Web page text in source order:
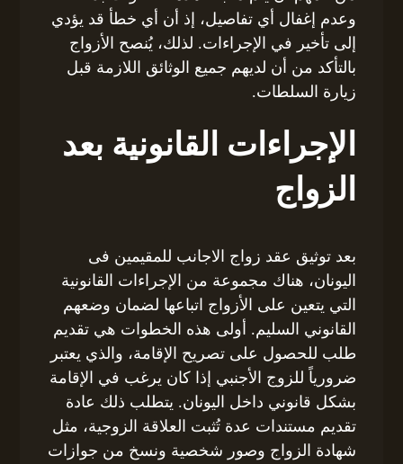
وعدم إغفال أي تفاصيل، إذ أن أي خطأ قد يؤدي
إلى تأخير في الإجراءات. لذلك، يُنصح الأزواج
بالتأكد من أن لديهم جميع الوثائق اللازمة قبل
زيارة السلطات.
الإجراءات القانونية بعد
الزواج
بعد توثيق عقد زواج الاجانب للمقيمين فى
اليونان، هناك مجموعة من الإجراءات القانونية
التي يتعين على الأزواج اتباعها لضمان وضعهم
القانوني السليم. أولى هذه الخطوات هي تقديم
طلب للحصول على تصريح الإقامة، والذي يعتبر
ضرورياً للزوج الأجنبي إذا كان يرغب في الإقامة
بشكل قانوني داخل اليونان. يتطلب ذلك عادة
تقديم مستندات عدة تُثبت العلاقة الزوجية، مثل
شهادة الزواج وصور شخصية ونسخ من جوازات